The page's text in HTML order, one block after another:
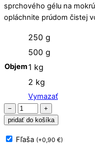
sprchového gélu na
opláchnite prúdom čistej
Objem
250 g
500 g
1 kg
2 kg
Vymazať
−
množstvo
Sprchový
Sapphire
+
pridať do košíka
Fľaša (+0,90 €)